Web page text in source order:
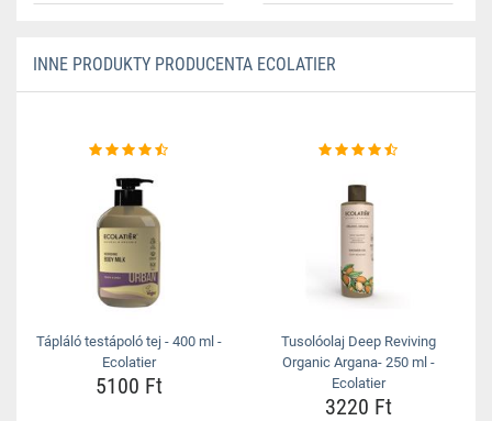
INNE PRODUKTY PRODUCENTA ECOLATIER
Tápláló testápoló tej - 400 ml -
Ecolatier
5100 Ft
Tusolóolaj Deep Reviving
Organic Argana- 250 ml -
Ecolatier
3220 Ft